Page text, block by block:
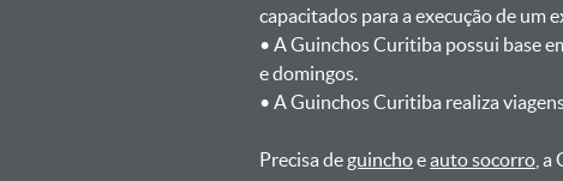
capacitados para a execução de um
ㅤㅤ• A Guinchos Curitiba possui
e domingos.
ㅤㅤ• A Guinchos Curitiba realiza
Precisa de guinchoeauto socorro ,